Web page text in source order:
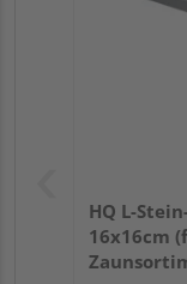
HQ L-
16x16cm